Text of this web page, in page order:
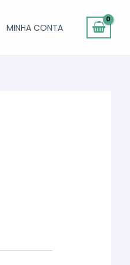
MINHA CONTA